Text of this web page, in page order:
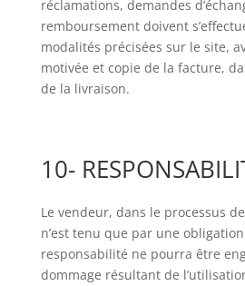
réclamations, demandes
remboursement doivent
modalités précisées sur le site,
motivée et copie de la facture,
de la livraison.
10-
Le vendeur, dans le processus
n’est tenu que par une
responsabilité ne pourra être
dommage résultant de